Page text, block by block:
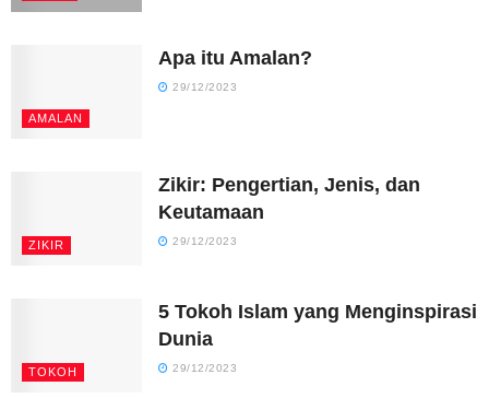
AMALAN
Apa itu Amalan?
29/12/2023
ZIKIR
Zikir: Pengertian, Jenis, dan
Keutamaan
29/12/2023
TOKOH
5 Tokoh Islam yang Menginspirasi
Dunia
29/12/2023